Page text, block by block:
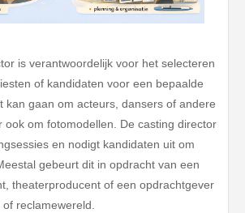
is verantwoordelijk voor het selecteren
of kandidaten voor een bepaalde
kan gaan om acteurs, dansers of andere
ook om fotomodellen. De casting director
en nodigt kandidaten uit om
gebeurt dit in opdracht van een
theaterproducent of een opdrachtgever
reclamewereld.